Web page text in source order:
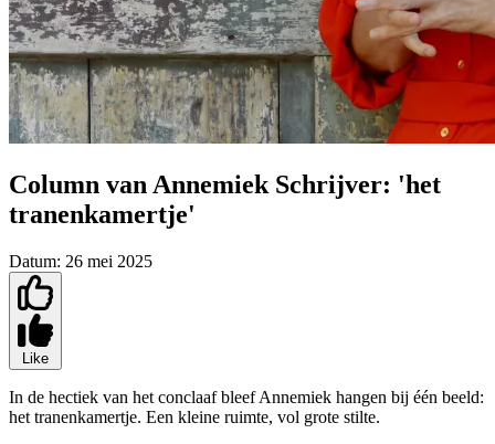
Column van Annemiek Schrijver: 'het
tranenkamertje'
Datum: 26 mei 2025
Like
In de hectiek van het conclaaf bleef Annemiek hangen bij één beeld:
het tranenkamertje. Een kleine ruimte, vol grote stilte.